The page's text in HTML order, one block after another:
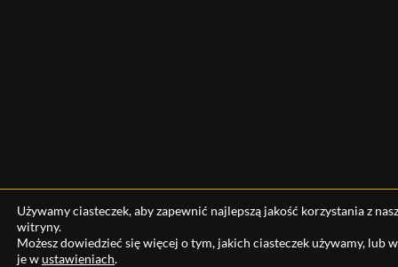
Używamy ciasteczek, aby zapewnić najlepszą jakość korzystania z
witryny.
Możesz dowiedzieć się więcej o tym, jakich ciasteczek używamy, lub
je wustawieniach.